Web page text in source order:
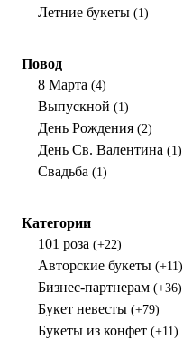
Летние букеты (1)
Повод
8 Марта (4)
Выпускной (1)
День Рождения (2)
День Св. Валентина (1)
Свадьба (1)
Категории
101 роза (+22)
Авторские букеты (+11)
Бизнес-партнерам (+36)
Букет невесты (+79)
Букеты из конфет (+11)